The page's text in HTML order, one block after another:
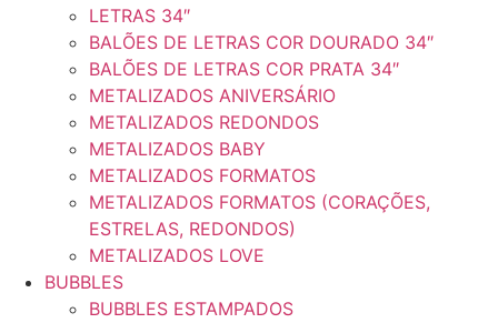
LETRAS 34″
BALÕES DE LETRAS COR DOURADO 34″
BALÕES DE LETRAS COR PRATA 34″
METALIZADOS ANIVERSÁRIO
METALIZADOS REDONDOS
METALIZADOS BABY
METALIZADOS FORMATOS
METALIZADOS FORMATOS (CORAÇÕES,
ESTRELAS, REDONDOS)
METALIZADOS LOVE
BUBBLES
BUBBLES ESTAMPADOS